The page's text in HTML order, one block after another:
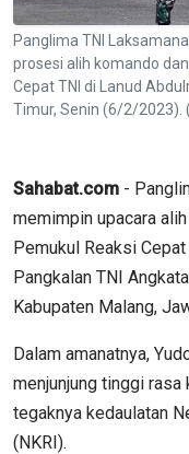
Panglima TNI
prosesi alih komando
Cepat TNI di Lanud
Timur, Senin (6/2/2023).
Sahabat.com -
memimpin upacara
Pemukul Reaksi
Pangkalan TNI
Kabupaten Malang,
Dalam amanatnya,
menjunjung tinggi rasa
tegaknya kedaulatan
(NKRI).